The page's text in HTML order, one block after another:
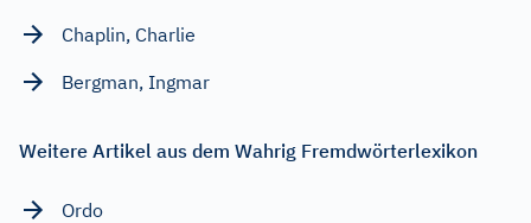
Chaplin, Charlie
Bergman, Ingmar
Weitere Artikel aus dem Wahrig Fremdwörterlexikon
Ordo